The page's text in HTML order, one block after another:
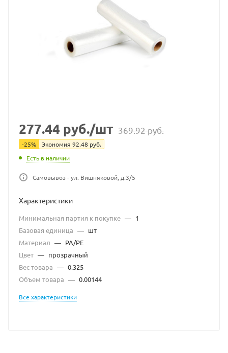
277.44 руб./шт 369.92руб.
-25% Экономия 92.48 руб.
Есть в наличии
Самовывоз - ул. Вишняковой, д.3/5
Характеристики
Минимальная партия к покупке — 1
Базовая единица — шт
Материал — РА/РЕ
Цвет — прозрачный
Вес товара — 0.325
Объем товара — 0.00144
Все характеристики